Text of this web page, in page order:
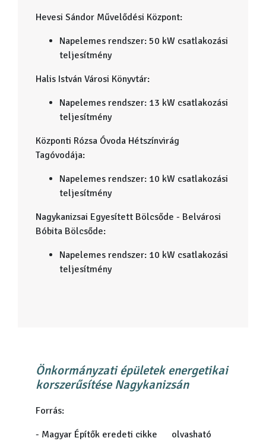
Hevesi Sándor Művelődési Központ:
Napelemes rendszer: 50 kW csatlakozási
teljesítmény
Halis István Városi Könyvtár:
Napelemes rendszer: 13 kW csatlakozási
teljesítmény
Központi Rózsa Óvoda Hétszínvirág
Tagóvodája:
Napelemes rendszer: 10 kW csatlakozási
teljesítmény
Nagykanizsai Egyesített Bölcsőde - Belvárosi
Bóbita Bölcsőde:
Napelemes rendszer: 10 kW csatlakozási
teljesítmény
Önkormányzati épületek energetikai
korszerűsítése Nagykanizsán
Forrás:
- Magyar Építők eredeti cikke
olvasható